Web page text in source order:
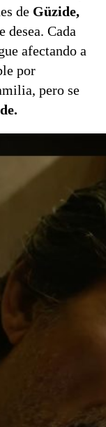
de Güzide,
desea. Cada
afectando a
por
pero se